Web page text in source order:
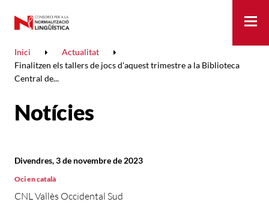
Inici
Actualitat
Finalitzen els tallers de jocs d'aquest trimestre a la Biblioteca
Central de...
Notícies
CNL Vallès Occidental Sud
Divendres, 3 de novembre de 2023
Oci en català